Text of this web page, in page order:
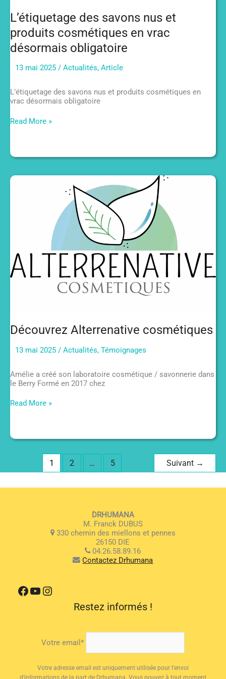
L’étiquetage des savons nus et
produits cosmétiques en vrac
désormais obligatoire
13 mai 2025 / Actualités, Article
L’étiquetage des savons nus et produits cosmétiques en
vrac désormais obligatoire
L’étiquetage
et
cosmétiques
Read More »
Découvrez Alterrenative cosmétiques
13 mai 2025 / Actualités, Témoignages
Amélie a créé son laboratoire cosmétique / savonnerie dans
le Berry Formé en 2017 chez
Découvrez
Read More »
1 2 … 5 Suivant →
DRHUMANA
M. Franck DUBUS
330 chemin des miellons et pennes
26150 DIE
04.26.58.89.16
Contactez Drhumana
Facebook
YouTube
Instagram
Restez informés !
Votre email*
Votre adresse email est uniquement utilisée pour l'envoi
d'informations de la part de Drhumana. Vous pouvez à tout moment